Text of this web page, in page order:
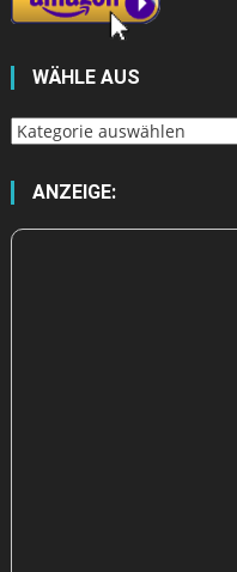
WÄHLE AUS
Wähle
ANZEIGE: